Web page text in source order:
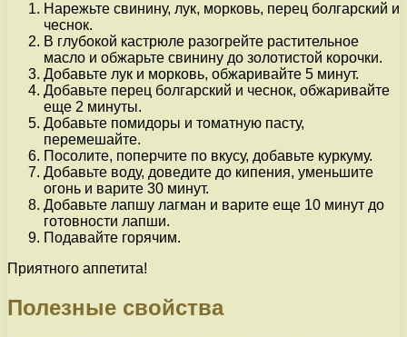
Нарежьте свинину, лук, морковь, перец болгарский и
чеснок.
В глубокой кастрюле разогрейте растительное
масло и обжарьте свинину до золотистой корочки.
Добавьте лук и морковь, обжаривайте 5 минут.
Добавьте перец болгарский и чеснок, обжаривайте
еще 2 минуты.
Добавьте помидоры и томатную пасту,
перемешайте.
Посолите, поперчите по вкусу, добавьте куркуму.
Добавьте воду, доведите до кипения, уменьшите
огонь и варите 30 минут.
Добавьте лапшу лагман и варите еще 10 минут до
готовности лапши.
Подавайте горячим.
Приятного аппетита!
Полезные свойства